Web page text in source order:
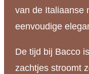
van de Italiaanse
eenvoudige
De tijd bij Bacco
zachtjes stroomt